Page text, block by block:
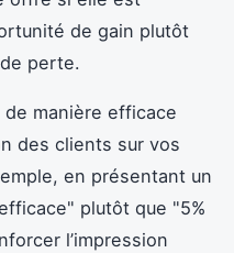
de gain plutôt
perte.
manière efficace
des clients sur vos
en présentant un
plutôt que "5%
l’impression